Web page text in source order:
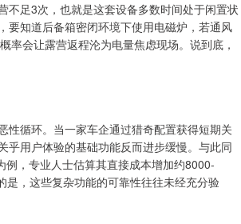
不足3次，也就是这套设备多数时间处于闲置状
要知道后备箱密闭环境下使用电磁炉，若通风
会让露营返程沦为电量焦虑现场。说到底，
性循环。当一家车企通过猎奇配置获得短期关
乎用户体验的基础功能反而进步缓慢。与此同
，专业人士估算其直接成本增加约8000-
，这些复杂功能的可靠性往往未经充分验